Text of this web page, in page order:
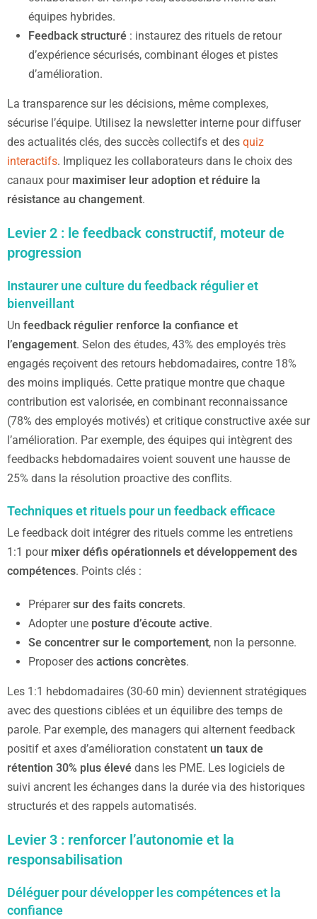
équipes hybrides.
Feedback structuré : instaurez des rituels de retour
d’expérience sécurisés, combinant éloges et pistes
d’amélioration.
La transparence sur les décisions, même complexes,
sécurise l’équipe. Utilisez la newsletter interne pour diffuser
des actualités clés, des succès collectifs et des quiz
interactifs. Impliquez les collaborateurs dans le choix des
canaux pour maximiser leur adoption et réduire la
résistance au changement.
Levier 2 : le feedback constructif, moteur de
progression
Instaurer une culture du feedback régulier et
bienveillant
Un feedback régulier renforce la confiance et
l’engagement. Selon des études, 43% des employés très
engagés reçoivent des retours hebdomadaires, contre 18%
des moins impliqués. Cette pratique montre que chaque
contribution est valorisée, en combinant reconnaissance
(78% des employés motivés) et critique constructive axée sur
l’amélioration. Par exemple, des équipes qui intègrent des
feedbacks hebdomadaires voient souvent une hausse de
25% dans la résolution proactive des conflits.
Techniques et rituels pour un feedback efficace
Le feedback doit intégrer des rituels comme les entretiens
1:1 pour mixer défis opérationnels et développement des
compétences. Points clés :
Préparersur des faits concrets.
Adopter une posture d’écoute active.
Se concentrer sur le comportement, non la personne.
Proposer des actions concrètes.
Les 1:1 hebdomadaires (30-60 min) deviennent stratégiques
avec des questions ciblées et un équilibre des temps de
parole. Par exemple, des managers qui alternent feedback
positif et axes d’amélioration constatent un taux de
rétention 30% plus élevé dans les PME. Les logiciels de
suivi ancrent les échanges dans la durée via des historiques
structurés et des rappels automatisés.
Levier 3 : renforcer l’autonomie et la
responsabilisation
Déléguer pour développer les compétences et la
confiance